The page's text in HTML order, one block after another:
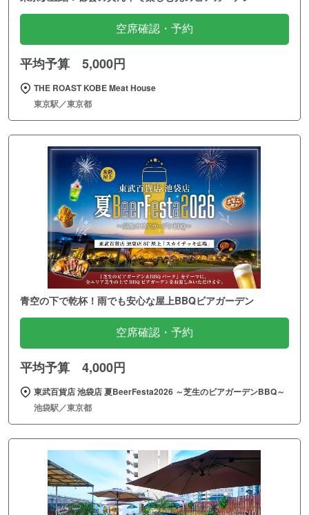
空席確認・予約
平均予算 5,000円
THE ROAST KOBE Meat House
東京駅／東京都
青空の下で乾杯！雨でも安心な屋上BBQビアガーデン
空席確認・予約
平均予算 4,000円
東武百貨店 池袋店 夏BeerFesta2026 ～芝生のビアガーデンBBQ～
池袋駅／東京都